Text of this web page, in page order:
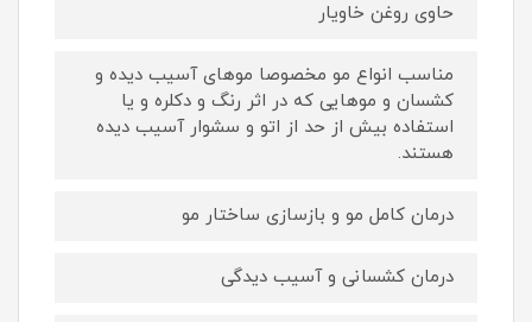
حاوی روغن خاویار
مناسب انواع مو مخصوصا موهای آسیب دیده و
کشسان و موهایی که در اثر رنگ و دکلره و یا
استفاده بیش از حد از اتو و سشوار آسیب دیده
هستند.
درمان کامل مو و بازسازی ساختار مو
درمان کشسانی و آسیب دیدگی